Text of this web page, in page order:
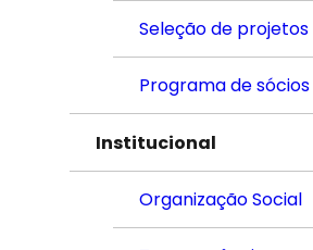
Seleção de projetos
Programa de sócios
Institucional
Organização Social